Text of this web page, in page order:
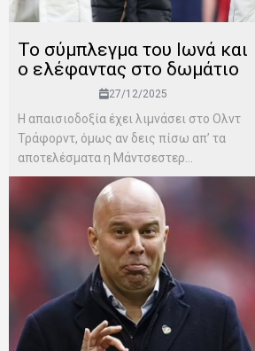
Το σύμπλεγμα του Ιωνά και
ο ελέφαντας στο δωμάτιο
27/12/2025
Η απαισιοδοξία έχει λιμνάσει στο Ολντ
Τράφορντ, όμως αν δεις πίσω απ’ τα
αποτελέσματα η Μάντσεστερ...